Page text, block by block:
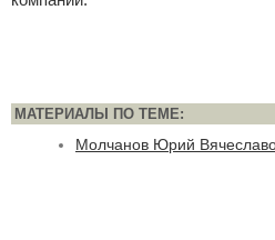
МАТЕРИАЛЫ ПО ТЕМЕ:
Молчанов Юрий